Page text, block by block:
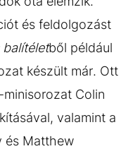
és feldolgozást
balítéletből például
készült már. Ott
Colin
valamint a
és Matthew